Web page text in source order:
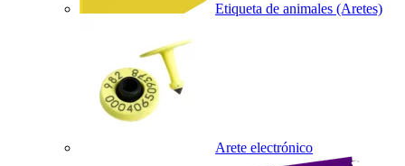
Etiqueta de animales (Aretes)
Arete electrónico